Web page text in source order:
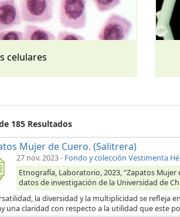
celulares
185 Resultados
Mujer de Cuero. (Salitrera)
27 nov. 2023- Fondo y colección Vestimenta
Etnografía, Laboratorio, 2023, "Zapatos Mujer
datos de investigación de la Universidad de
la diversidad y la multiplicidad se refleja
una claridad con respecto a la utilidad que este